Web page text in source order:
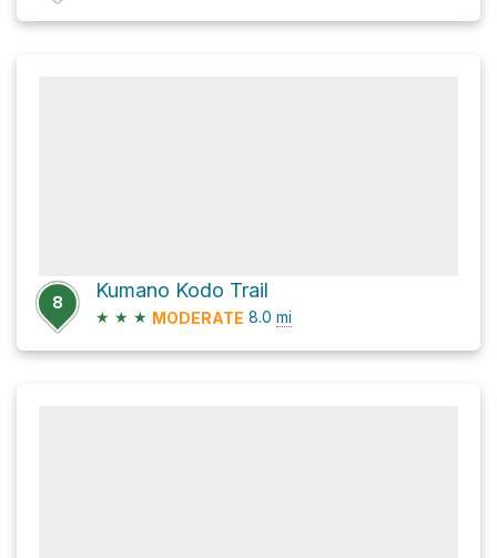
8
Kumano Kodo Trail
★ ★ ★ MODERATE 8.0 mi